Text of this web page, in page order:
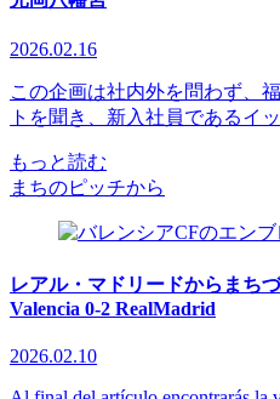
2026.02.16
この企画は社内外を問わず、
トを聞き、新入社員であるイ
もっと読む
まちのピッチから
レアル・マドリードからまち
Valencia 0-2 RealMadrid
2026.02.10